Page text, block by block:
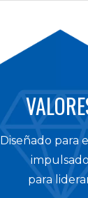
Diseñado para
impulsado
para